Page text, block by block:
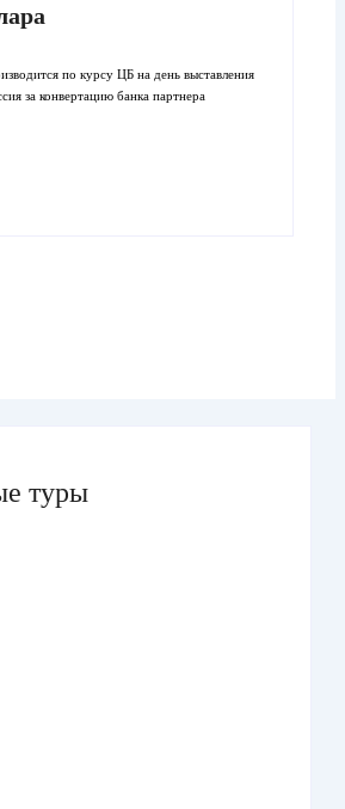
по курсу ЦБ на день выставления
за конвертацию банка партнера
туры